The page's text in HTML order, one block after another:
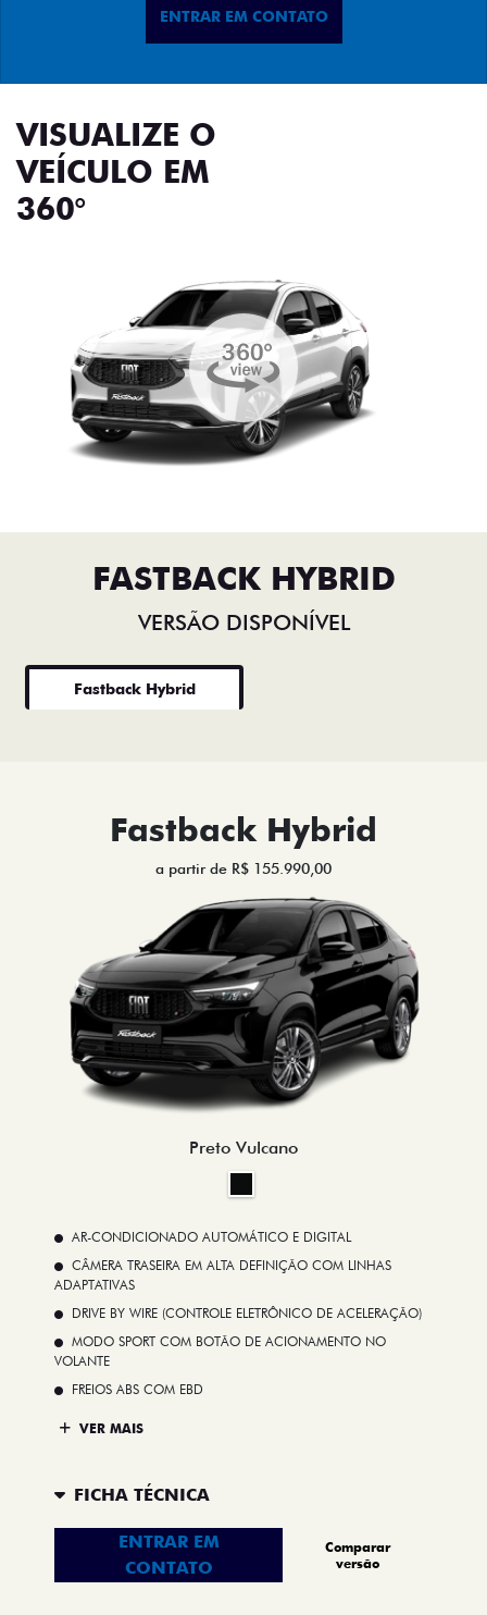
ENTRAR EM CONTATO
VISUALIZE O
VEÍCULO EM
360°
FASTBACK HYBRID
VERSÃO DISPONÍVEL
Fastback Hybrid
Fastback Hybrid
a partir de R$ 155.990,00
Preto Vulcano
AR-CONDICIONADO AUTOMÁTICO E DIGITAL
CÂMERA TRASEIRA EM ALTA DEFINIÇÃO COM LINHAS
ADAPTATIVAS
DRIVE BY WIRE (CONTROLE ELETRÔNICO DE ACELERAÇÃO)
MODO SPORT COM BOTÃO DE ACIONAMENTO NO
VOLANTE
FREIOS ABS COM EBD
VER MAIS
FICHA TÉCNICA
ENTRAR EM
CONTATO
Comparar
versão